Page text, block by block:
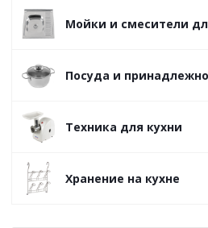
Мойки и смесители
Посуда и
Техника для кухни
Хранение на кухне